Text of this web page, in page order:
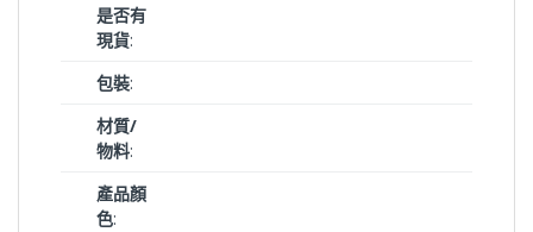
是否有
現貨:
包裝:
材質/
物料:
產品顏
色: